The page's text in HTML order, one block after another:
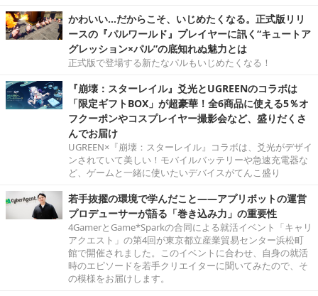
かわいい…だからこそ、いじめたくなる。正式版リリ
ースの『パルワールド』プレイヤーに訊く“キュートア
グレッション×パル”の底知れぬ魅力とは
正式版で登場する新たなパルもいじめたくなる！
『崩壊：スターレイル』爻光とUGREENのコラボは
「限定ギフトBOX」が超豪華！全6商品に使える5％オ
フクーポンやコスプレイヤー撮影会など、盛りだくさ
んでお届け
UGREEN×『崩壊：スターレイル』コラボは、爻光がデザイ
ンされていて美しい！モバイルバッテリーや急速充電器な
ど、ゲームと一緒に使いたいデバイスがてんこ盛り
若手抜擢の環境で学んだこと――アプリボットの運営
プロデューサーが語る「巻き込み力」の重要性
4GamerとGame*Sparkの合同による就活イベント「キャリ
アクエスト」の第4回が東京都立産業貿易センター浜松町
館で開催されました。このイベントに合わせ、自身の就活
時のエピソードを若手クリエイターに聞いてみたので、そ
の模様をお届けします。